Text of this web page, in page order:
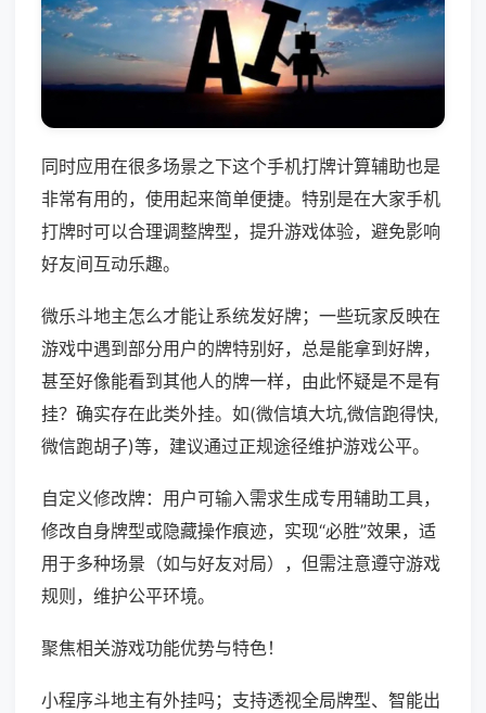
同时应用在很多场景之下这个手机打牌计算辅助也是
非常有用的，使用起来简单便捷。特别是在大家手机
打牌时可以合理调整牌型，提升游戏体验，避免影响
好友间互动乐趣。
微乐斗地主怎么才能让系统发好牌；一些玩家反映在
游戏中遇到部分用户的牌特别好，总是能拿到好牌，
甚至好像能看到其他人的牌一样，由此怀疑是不是有
挂？确实存在此类外挂。如(微信填大坑,微信跑得快,
微信跑胡子)等，建议通过正规途径维护游戏公平。
自定义修改牌：用户可输入需求生成专用辅助工具，
修改自身牌型或隐藏操作痕迹，实现“必胜”效果，适
用于多种场景（如与好友对局），但需注意遵守游戏
规则，维护公平环境。
聚焦相关游戏功能优势与特色！
小程序斗地主有外挂吗；支持透视全局牌型、智能出